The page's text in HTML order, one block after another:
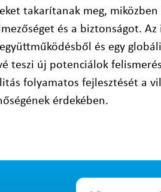
takarítanak meg,
és a biztonságot.
és egy
teszi új potenciálok
folyamatos fejlesztését a
érdekében.